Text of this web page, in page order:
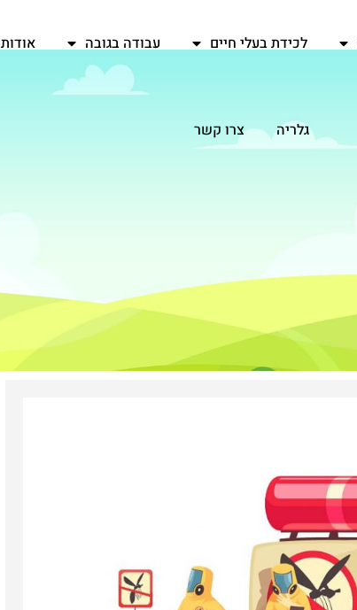
לכידת בעלי חיים עבודה בגובה אודות
גלריה צרו קשר